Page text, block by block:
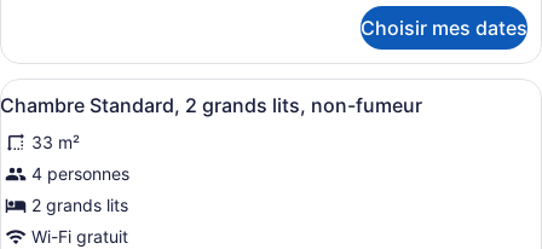
fumeur
Standard,
2
grands
lits,
non-
fumeur
Chambre
Standard,
2
lits,
non-
fumeur
Choisir mes dates
Afficher
toutes
les
photos
pour
ce
Une chambre d’hôtel avec deux
4
Chambre Standard, 2 grands lits, non-fumeur
33 m²
4 personnes
2 grands lits
Wi-Fi gratuit